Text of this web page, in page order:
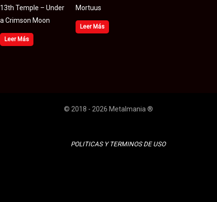
13th Temple – Under
a Crimson Moon
Leer Más
Mortuus
Leer Más
© 2018 - 2026 Metalmania ®
POLITICAS Y TERMINOS DE USO